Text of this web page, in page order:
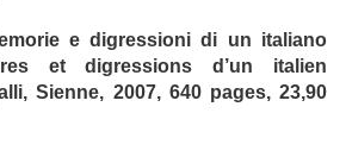
e digressioni di un italiano
et digressions d’un italien
Sienne, 2007, 640 pages, 23,90